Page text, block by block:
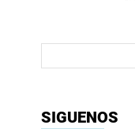
SIGUENOS